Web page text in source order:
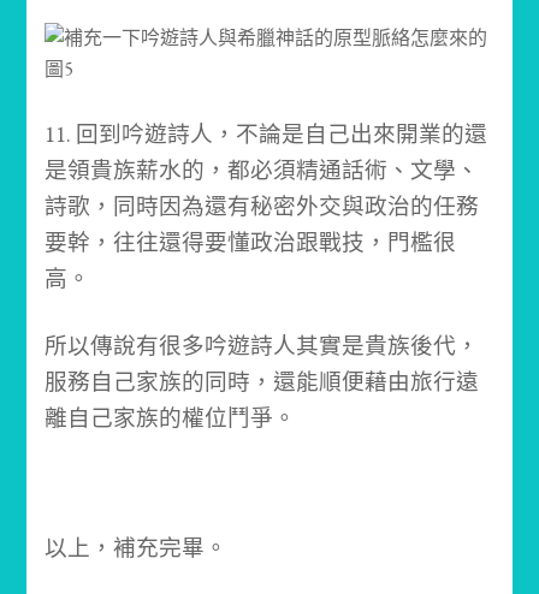
11. 回到吟遊詩人，不論是自己出來開業的還
是領貴族薪水的，都必須精通話術、文學、
詩歌，同時因為還有秘密外交與政治的任務
要幹，往往還得要懂政治跟戰技，門檻很
高。
所以傳說有很多吟遊詩人其實是貴族後代，
服務自己家族的同時，還能順便藉由旅行遠
離自己家族的權位鬥爭。
以上，補充完畢。